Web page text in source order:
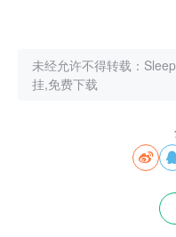
未经允许不得转载：
挂,免费下载
